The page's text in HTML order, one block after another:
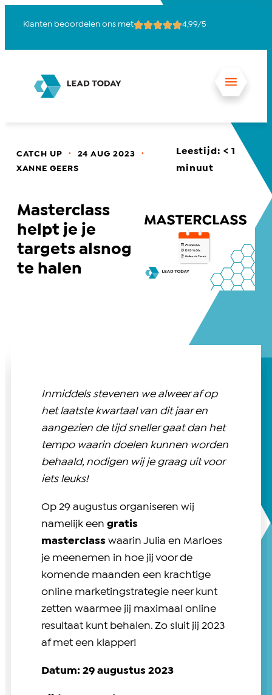
Klanten beoordelen ons met 4,99/5
CATCH UP . 24 AUG 2023 .
XANNE GEERS
Leestijd: < 1
minuut
Masterclass
helpt je je
targets alsnog
te halen
Inmiddels stevenen we alweer af op
het laatste kwartaal van dit jaar en
aangezien de tijd sneller gaat dan het
tempo waarin doelen kunnen worden
behaald, nodigen wij je graag uit voor
iets leuks!
Op 29 augustus organiseren wij
namelijk een gratis
masterclass waarin Julia en Marloes
je meenemen in hoe jij voor de
komende maanden een krachtige
online marketingstrategie neer kunt
zetten waarmee jij maximaal online
resultaat kunt behalen. Zo sluit jij 2023
af met een klapper!
Datum: 29 augustus 2023